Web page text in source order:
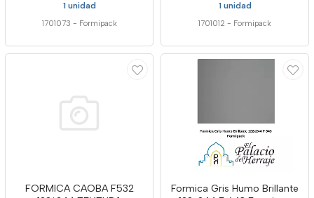
1 unidad
1701073 - Formipack
1 unidad
1701012 - Formipack
FORMICA CAOBA F532
Formica Gris Humo Brillante